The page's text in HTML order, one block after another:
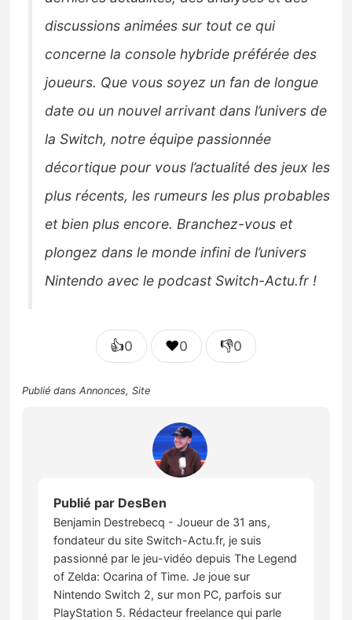
discussions animées sur tout ce qui
concerne la console hybride préférée des
joueurs. Que vous soyez un fan de longue
date ou un nouvel arrivant dans l’univers de
la Switch, notre équipe passionnée
décortique pour vous l’actualité des jeux les
plus récents, les rumeurs les plus probables
et bien plus encore. Branchez-vous et
plongez dans le monde infini de l’univers
Nintendo avec le podcast Switch-Actu.fr !
👍0 ❤️0 👎0
Publié dansAnnonces,Site
Publié par DesBen
Benjamin Destrebecq - Joueur de 31 ans,
fondateur du site Switch-Actu.fr, je suis
passionné par le jeu-vidéo depuis The Legend
of Zelda: Ocarina of Time. Je joue sur
Nintendo Switch 2, sur mon PC, parfois sur
PlayStation 5. Rédacteur freelance qui parle